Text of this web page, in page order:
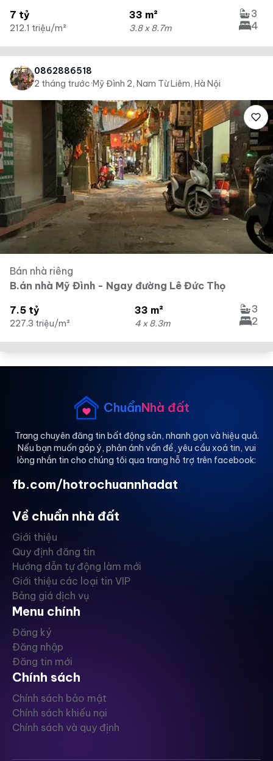
7 tỷ
212.1 triệu/m²
33 m²
3.8 x 8.7m
3
4
0862886518
2 tháng trước·Mỹ Đình 2, Nam Từ Liêm, Hà Nội
Bán nhà riêng
B.án nhà Mỹ Đình - Ngay đường Lê Đức Thọ
7.5 tỷ
227.3 triệu/m²
33 m²
4 x 8.3m
3
2
ChuẩnNhà đất
Trang chuyên đăng tin bất động sản, nhanh gọn và hiệu quả.
Nếu bạn muốn góp ý, phản ánh vấn đề, yêu cầu xoá tin, vui
lòng nhắn tin cho chúng tôi qua trang hỗ trợ trên facebook:
fb.com/hotrochuannhadat
Về chuẩn nhà đất
Giới thiệu
Quy định đăng tin
Hướng dẫn tự động làm mới
Giới thiệu các loại tin VIP
Bảng giá dịch vụ
Menu chính
Đăng ký
Đăng nhập
Đăng tin mới
Chính sách
Chính sách bảo mật
Chính sách khiếu nại
Chính sách và quy định